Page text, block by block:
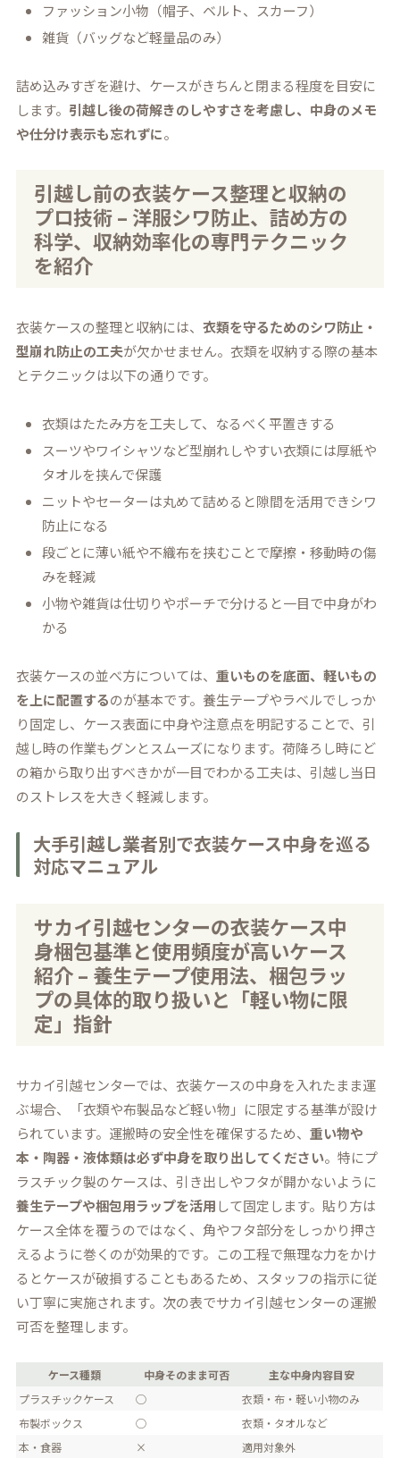
ファッション小物（帽子、ベルト、スカーフ）
雑貨（バッグなど軽量品のみ）
詰め込みすぎを避け、ケースがきちんと閉まる程度を目安に
します。 引越し後の荷解きのしやすさを考慮し、中身のメモ
や仕分け表示も忘れずに。
引越し前の衣装ケース整理と収納の
プロ技術 – 洋服シワ防止、詰め方の
科学、収納効率化の専門テクニック
を紹介
衣装ケースの整理と収納には、衣類を守るためのシワ防止・
型崩れ防止の工夫が欠かせません。衣類を収納する際の基本
とテクニックは以下の通りです。
衣類はたたみ方を工夫して、なるべく平置きする
スーツやワイシャツなど型崩れしやすい衣類には厚紙や
タオルを挟んで保護
ニットやセーターは丸めて詰めると隙間を活用できシワ
防止になる
段ごとに薄い紙や不織布を挟むことで摩擦・移動時の傷
みを軽減
小物や雑貨は仕切りやポーチで分けると一目で中身がわ
かる
衣装ケースの並べ方については、重いものを底面、軽いもの
を上に配置するのが基本です。養生テープやラベルでしっか
り固定し、ケース表面に中身や注意点を明記することで、引
越し時の作業もグンとスムーズになります。荷降ろし時にど
の箱から取り出すべきかが一目でわかる工夫は、引越し当日
のストレスを大きく軽減します。
大手引越し業者別で衣装ケース中身を巡る
対応マニュアル
サカイ引越センターの衣装ケース中
身梱包基準と使用頻度が高いケース
紹介 – 養生テープ使用法、梱包ラッ
プの具体的取り扱いと「軽い物に限
定」指針
サカイ引越センターでは、衣装ケースの中身を入れたまま運
ぶ場合、「衣類や布製品など軽い物」に限定する基準が設け
られています。運搬時の安全性を確保するため、重い物や
本・陶器・液体類は必ず中身を取り出してください。特にプ
ラスチック製のケースは、引き出しやフタが開かないように
養生テープや梱包用ラップを活用して固定します。貼り方は
ケース全体を覆うのではなく、角やフタ部分をしっかり押さ
えるように巻くのが効果的です。この工程で無理な力をかけ
るとケースが破損することもあるため、スタッフの指示に従
い丁寧に実施されます。次の表でサカイ引越センターの運搬
可否を整理します。
ケース種類 中身そのまま可否
主な中身内容目安
プラスチックケース
◯
衣類・布・軽い小物のみ
布製ボックス
◯
衣類・タオルなど
本・食器
× 適用対象外